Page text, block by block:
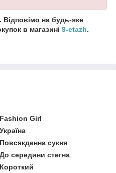
на будь-яке
в магазині 9-etazh.
Fashion Girl
Україна
Повсякденна сукня
До середини стегна
Короткий